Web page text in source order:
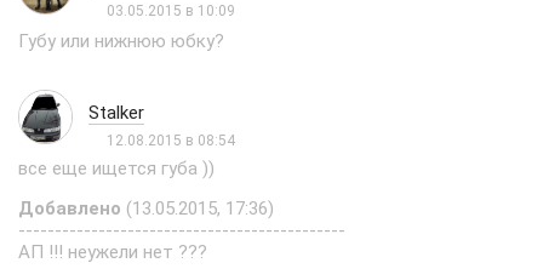
03.05.2015 в 10:09
Губу или нижнюю юбку?
Stalker
12.08.2015 в 08:54
все еще ищется губа ))
Добавлено (13.05.2015, 17:36)
---------------------------------------------
АП !!! неужели нет ???